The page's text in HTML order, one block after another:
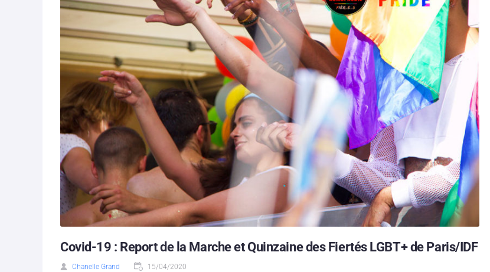
Covid-19 : Report de la Marche et Quinzaine des Fiertés LGBT+ de Paris/IDF
Chanelle Grand 15/04/2020